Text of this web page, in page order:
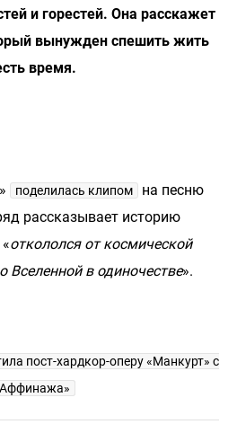
и горестей. Она расскажет
вынужден спешить жить
время.
поделилась клипом
на песню
рассказывает историю
откололся от космической
Вселенной в одиночестве».
пост-хардкор-оперу «Манкурт» с